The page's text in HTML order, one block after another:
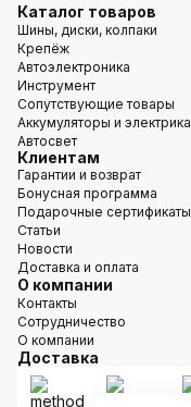
Каталог товаров
Шины, диски, колпаки
Крепёж
Автоэлектроника
Инструмент
Сопутствующие товары
Аккумуляторы и электрика
Автосвет
Клиентам
Гарантии и возврат
Бонусная программа
Подарочные сертификаты
Статьи
Новости
Доставка и оплата
О компании
Контакты
Сотрудничество
О компании
Доставка